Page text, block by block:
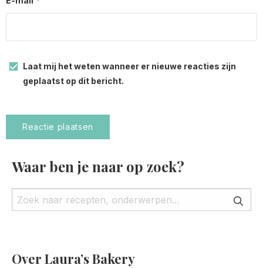
Laat mij het weten wanneer er nieuwe reacties zijn
geplaatst op dit bericht.
Waar ben je naar op zoek?
Over Laura’s Bakery